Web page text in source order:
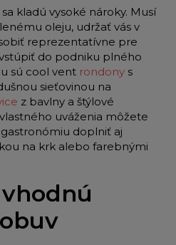
sa kladú vysoké nároky. Musí
oleju, udržať vás v
reprezentatívne pre
do podniku plného
sú cool vent rondony s
sieťovinou na
z bavlny a štýlové
uváženia môžete
doplniť aj
na krk alebo farebnými